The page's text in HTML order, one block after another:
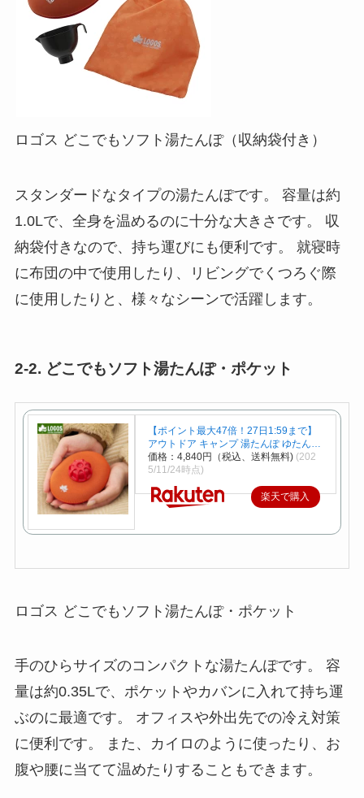
ロゴス どこでもソフト湯たんぽ（収納袋付き）
スタンダードなタイプの湯たんぽです。 容量は約
1.0Lで、全身を温めるのに十分な大きさです。 収
納袋付きなので、持ち運びにも便利です。 就寝時
に布団の中で使用したり、リビングでくつろぐ際
に使用したりと、様々なシーンで活躍します。
2-2. どこでもソフト湯たんぽ・ポケット
【ポイント最大47倍！27日1:59まで】
アウトドア キャンプ 湯たんぽ ゆたん…
価格：4,840円（税込、送料無料) (202
5/11/24時点)
楽天で購入
ロゴス どこでもソフト湯たんぽ・ポケット
手のひらサイズのコンパクトな湯たんぽです。 容
量は約0.35Lで、ポケットやカバンに入れて持ち運
ぶのに最適です。 オフィスや外出先での冷え対策
に便利です。 また、カイロのように使ったり、お
腹や腰に当てて温めたりすることもできます。